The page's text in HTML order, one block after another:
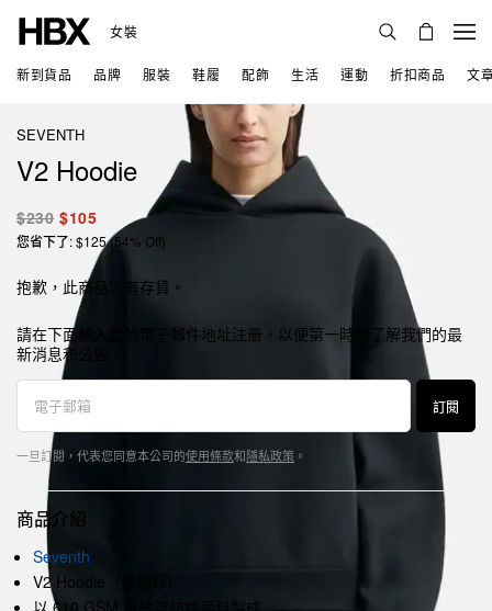
女裝
新到貨品 品牌 服裝 鞋履 配飾 生活 運動 折扣商品 文
SEVENTH
V2 Hoodie
$230 $105
您省下了: $125 (54% Off)
抱歉，此商品沒有存貨。
請在下面輸入您的電子郵件地址注册，以便第一時間了解我們的最
新消息和公告。
訂閱
一旦訂閱，代表您同意本公司的使用條款和隱私政策 。
商品介紹
Seventh
V2 Hoodie（連帽衫）
以 610 GSM 重磅混紡棉面料製成